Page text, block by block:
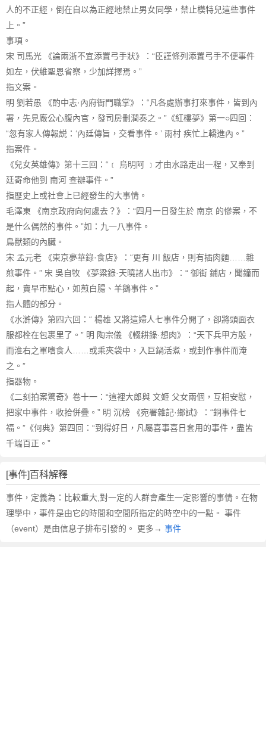
人的不正經，倒在自以為正經地禁止男女同學，禁止模特兒這些事件
上。”
事項。
宋 司馬光 《論兩浙不宜添置弓手狀》：“臣謹條列添置弓手不便事件
如左，伏維聖恩省察，少加詳擇焉。”
指文案。
明 劉若愚 《酌中志·內府衙門職掌》：“凡各處辦事打來事件，皆到內
署，先見廠公心腹內官，發司房刪潤奏之。”《紅樓夢》第一○四回：
“忽有家人傳報説：‘內廷傳旨，交看事件。’ 雨村 疾忙上轎進內。”
指案件。
《兒女英雄傳》第十三回：“﹝ 烏明阿 ﹞才由水路走出一程，又奉到
廷寄命他到 南河 查辦事件。”
指歷史上或社會上已經發生的大事情。
毛澤東 《南京政府向何處去？》：“四月一日發生於 南京 的慘案，不
是什么偶然的事件。”如：九一八事件。
鳥獸類的內臟。
宋 孟元老 《東京夢華錄·食店》：“更有 川 飯店，則有插肉麵……雜
煎事件。” 宋 吳自牧 《夢粱錄·天曉諸人出市》：“ 御街 鋪店，聞鐘而
起，賣早市點心，如煎白腸、羊鵝事件。”
指人體的部分。
《水滸傳》第四六回：“ 楊雄 又將這婦人七事件分開了，卻將頭面衣
服都栓在包裹里了。” 明 陶宗儀 《輟耕錄·想肉》：“天下兵甲方殷，
而淮右之軍嗜食人……或乘夾袋中，入巨鍋活煮，或刲作事件而淹
之。”
指器物。
《二刻拍案驚奇》卷十一：“這裡大郎與 文姬 父女兩個，互相安慰，
把家中事件，收拾併疊。” 明 沉榜 《宛署雜記·鄉試》：“銅事件七
福。”《何典》第四回：“到得好日，凡屬喜事喜日套用的事件，盡皆
千端百正。”
[事件]百科解釋
事件，定義為：比較重大,對一定的人群會產生一定影響的事情。在物
理學中，事件是由它的時間和空間所指定的時空中的一點。 事件
（event）是由信息子排布引發的。 更多→ 事件